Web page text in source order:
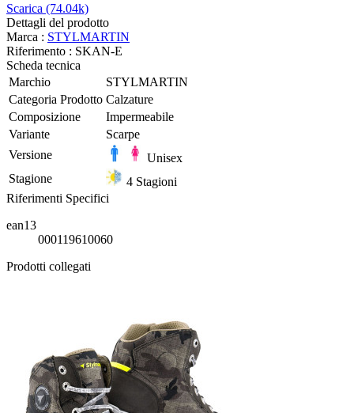
Scarica (74.04k)
Dettagli del prodotto
Marca : STYLMARTIN
Riferimento : SKAN-E
Scheda tecnica
Marchio
STYLMARTIN
Categoria Prodotto Calzature
Composizione
Impermeabile
Variante
Scarpe
Versione
Unisex
Stagione
4 Stagioni
Riferimenti Specifici
ean13
000119610060
Prodotti collegati